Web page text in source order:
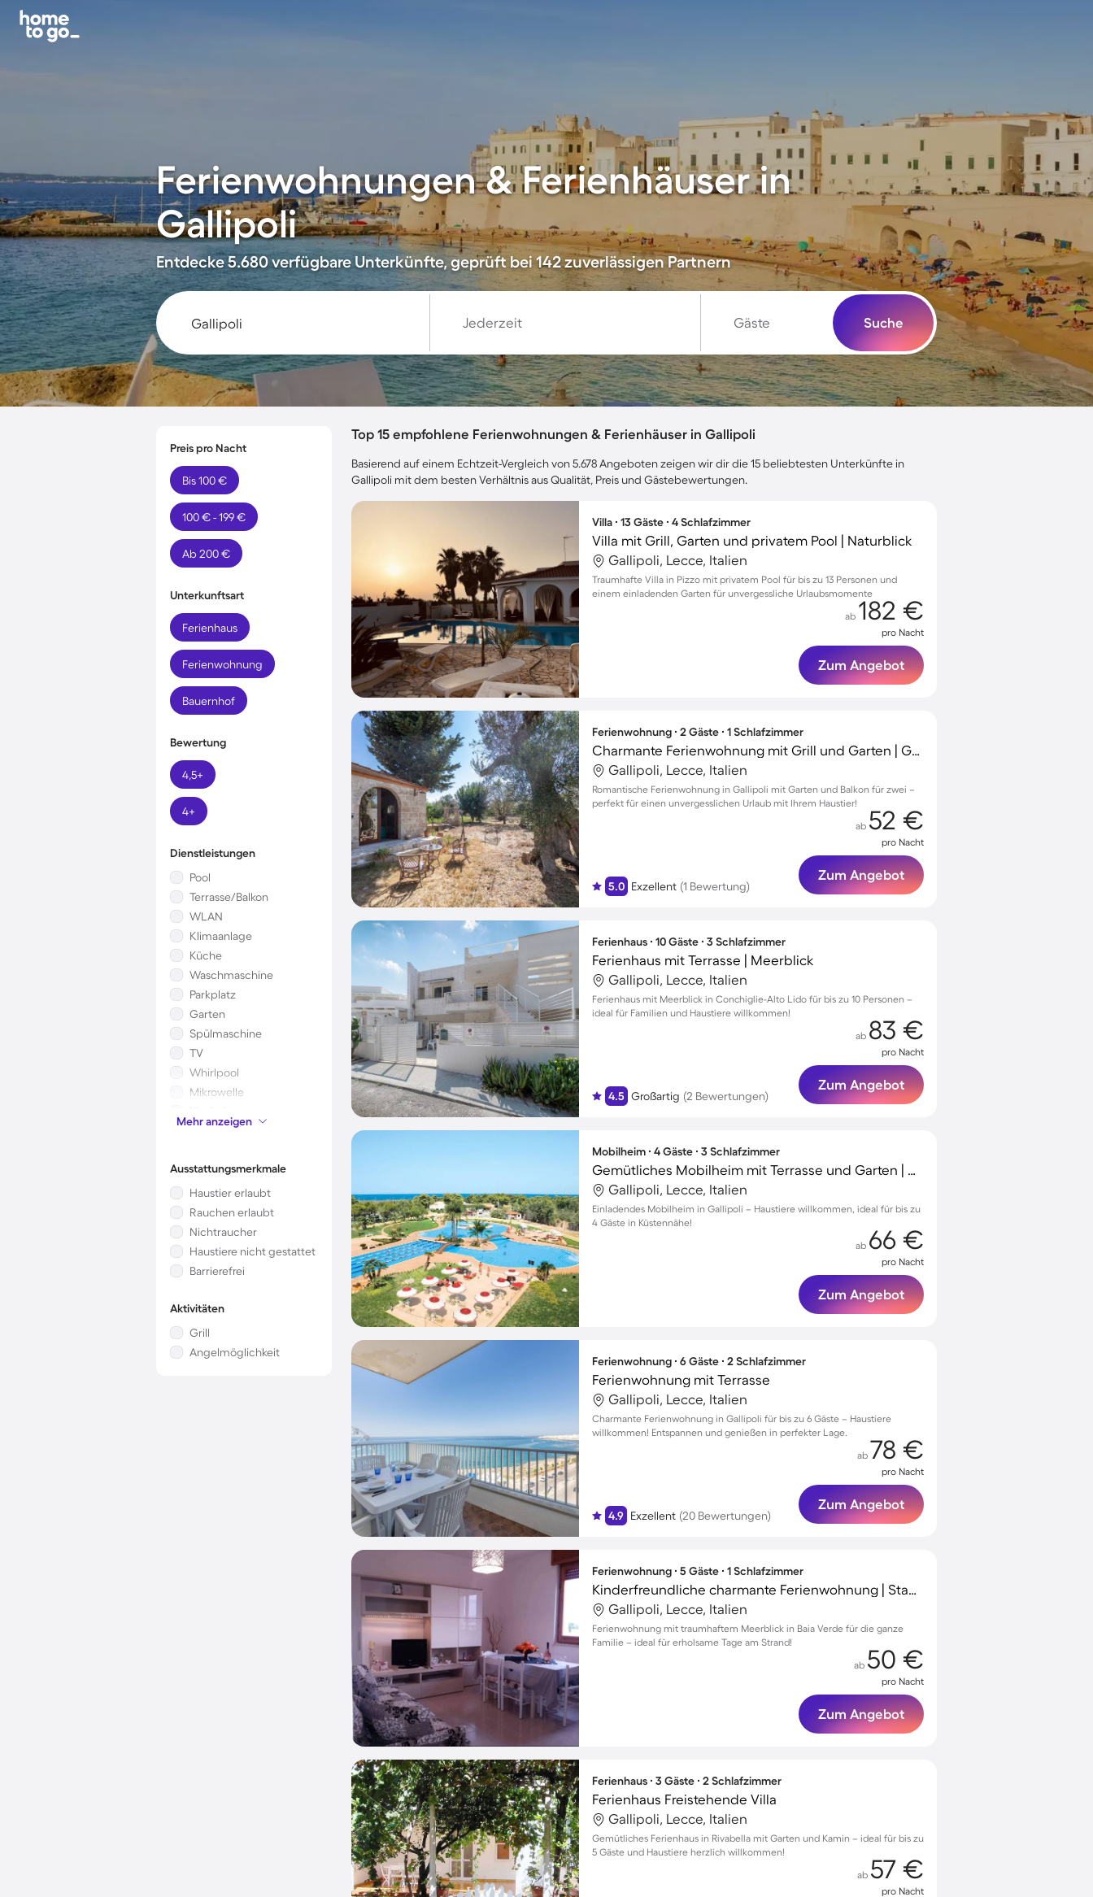
Ferienwohnungen & Ferienhäuser in
Gallipoli
Entdecke 5.680 verfügbare Unterkünfte, geprüft bei 142 zuverlässigen Partnern
Jederzeit Gäste Suche
Preis pro Nacht
Bis 100 €
100 € - 199 €
Ab 200 €
Unterkunftsart
Ferienhaus
Ferienwohnung
Bauernhof
Bewertung
4,5+
4+
Dienstleistungen
Pool
Terrasse/Balkon
WLAN
Klimaanlage
Küche
Waschmaschine
Parkplatz
Garten
Spülmaschine
TV
Whirlpool
Mikrowelle
Kinderbett
Kamin/Ofen
Mehr anzeigen
Ausstattungsmerkmale
Haustier erlaubt
Rauchen erlaubt
Nichtraucher
Haustiere nicht gestattet
Barrierefrei
Aktivitäten
Grill
Angelmöglichkeit
Top 15 empfohlene Ferienwohnungen & Ferienhäuser in Gallipoli
Basierend auf einem Echtzeit-Vergleich von 5.678 Angeboten zeigen wir dir die 15 beliebtesten Unterkünfte in
Gallipoli mit dem besten Verhältnis aus Qualität, Preis und Gästebewertungen.
Villa ∙ 13 Gäste ∙ 4 Schlafzimmer
Villa mit Grill, Garten und privatem Pool | Naturblick
Gallipoli, Lecce, Italien
Traumhafte Villa in Pizzo mit privatem Pool für bis zu 13 Personen und
einem einladenden Garten für unvergessliche Urlaubsmomente
ab 182 €
pro Nacht
Zum Angebot
Ferienwohnung ∙ 2 Gäste ∙ 1 Schlafzimmer
Charmante Ferienwohnung mit Grill und Garten | Gartenblick | Haustiere sind willkommen
Gallipoli, Lecce, Italien
Romantische Ferienwohnung in Gallipoli mit Garten und Balkon für zwei –
perfekt für einen unvergesslichen Urlaub mit Ihrem Haustier!
5.0 Exzellent (1 Bewertung)
ab 52 €
pro Nacht
Zum Angebot
Ferienhaus ∙ 10 Gäste ∙ 3 Schlafzimmer
Ferienhaus mit Terrasse | Meerblick
Gallipoli, Lecce, Italien
Ferienhaus mit Meerblick in Conchiglie-Alto Lido für bis zu 10 Personen –
ideal für Familien und Haustiere willkommen!
4.5 Großartig (2 Bewertungen)
ab 83 €
pro Nacht
Zum Angebot
Mobilheim ∙ 4 Gäste ∙ 3 Schlafzimmer
Gemütliches Mobilheim mit Terrasse und Garten | Haustiere sind willkommen
Gallipoli, Lecce, Italien
Einladendes Mobilheim in Gallipoli – Haustiere willkommen, ideal für bis zu
4 Gäste in Küstennähe!
ab 66 €
pro Nacht
Zum Angebot
Ferienwohnung ∙ 6 Gäste ∙ 2 Schlafzimmer
Ferienwohnung mit Terrasse
Gallipoli, Lecce, Italien
Charmante Ferienwohnung in Gallipoli für bis zu 6 Gäste – Haustiere
willkommen! Entspannen und genießen in perfekter Lage.
4.9 Exzellent (20 Bewertungen)
ab 78 €
pro Nacht
Zum Angebot
Ferienwohnung ∙ 5 Gäste ∙ 1 Schlafzimmer
Kinderfreundliche charmante Ferienwohnung | Stadtblick | Nah am Strand
Gallipoli, Lecce, Italien
Ferienwohnung mit traumhaftem Meerblick in Baia Verde für die ganze
Familie – ideal für erholsame Tage am Strand!
ab 50 €
pro Nacht
Zum Angebot
Ferienhaus ∙ 3 Gäste ∙ 2 Schlafzimmer
Ferienhaus Freistehende Villa
Gallipoli, Lecce, Italien
Gemütliches Ferienhaus in Rivabella mit Garten und Kamin – ideal für bis zu
5 Gäste und Haustiere herzlich willkommen!
ab 57 €
pro Nacht